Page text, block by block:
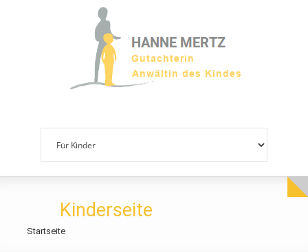
Kinderseite
Startseite